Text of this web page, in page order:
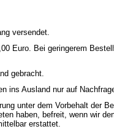
versendet.
Euro. Bei geringerem
gebracht.
ins Ausland nur auf
unter dem Vorbehalt der
haben, befreit, wenn wir
erstattet.